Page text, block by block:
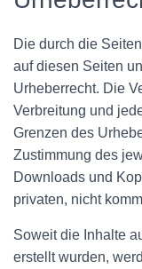
Die durch die
auf diesen Seiten
Urheberrecht. Die
Verbreitung und
Grenzen des
Zustimmung des
Downloads und
privaten, nicht
Soweit die Inhalte
erstellt wurden,